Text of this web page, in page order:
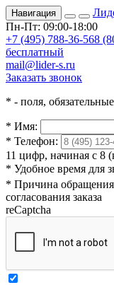
Навигация
Пн-Пт: 09:00-18:00
+7 (495) 788-36-568
бесплатный
mail@lider-s.ru
Заказать звонок
* - поля,
* Имя:
* Телефон:
11 цифр, начиная с 8
* Удобное время для
* Причина
согласования заказа
reCaptcha